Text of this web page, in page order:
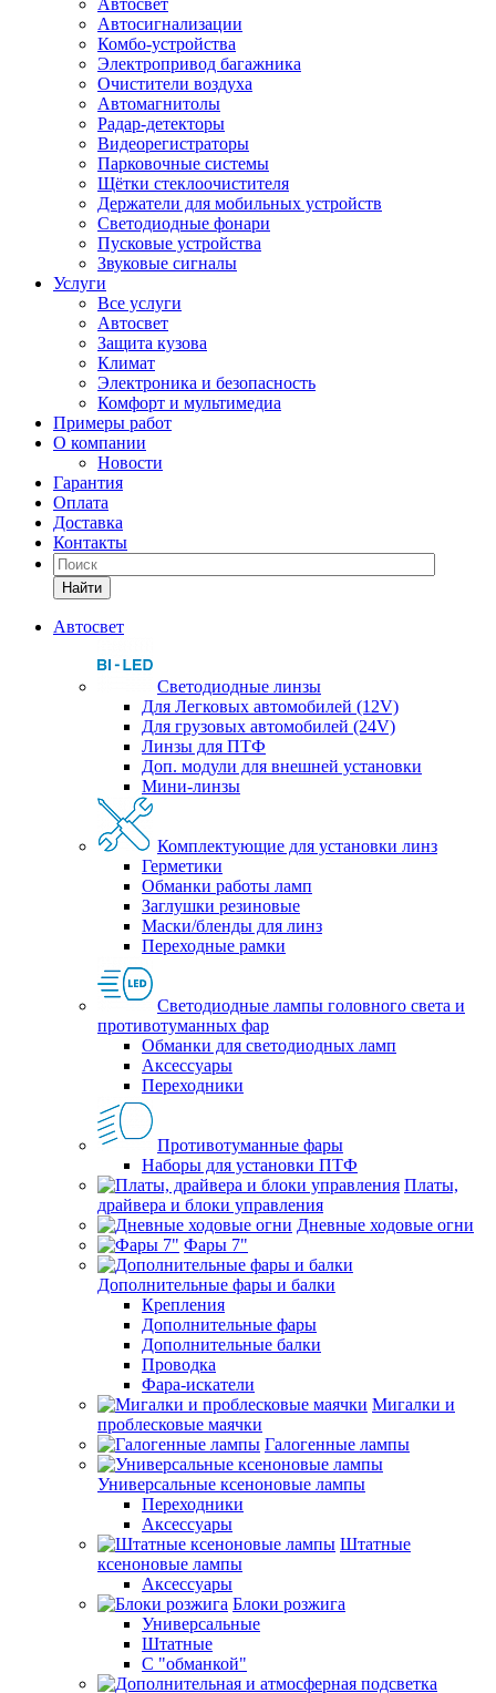
Автосвет
Автосигнализации
Комбо-устройства
Электропривод багажника
Очистители воздуха
Автомагнитолы
Радар-детекторы
Видеорегистраторы
Парковочные системы
Щётки стеклоочистителя
Держатели для мобильных устройств
Светодиодные фонари
Пусковые устройства
Звуковые сигналы
Услуги
Все услуги
Автосвет
Защита кузова
Климат
Электроника и безопасность
Комфорт и мультимедиа
Примеры работ
О компании
Новости
Гарантия
Оплата
Доставка
Контакты
Найти
Автосвет
Светодиодные линзы
Для Легковых автомобилей (12V)
Для грузовых автомобилей (24V)
Линзы для ПТФ
Доп. модули для внешней установки
Мини-линзы
Комплектующие для установки линз
Герметики
Обманки работы ламп
Заглушки резиновые
Маски/бленды для линз
Переходные рамки
Светодиодные лампы головного света и
противотуманных фар
Обманки для светодиодных ламп
Аксессуары
Переходники
Противотуманные фары
Наборы для установки ПТФ
Платы,
драйвера и блоки управления
Дневные ходовые огни
Фары 7"
Дополнительные фары и балки
Крепления
Дополнительные фары
Дополнительные балки
Проводка
Фара-искатели
Мигалки и
проблесковые маячки
Галогенные лампы
Универсальные ксеноновые лампы
Переходники
Аксессуары
Штатные
ксеноновые лампы
Аксессуары
Блоки розжига
Универсальные
Штатные
С "обманкой"